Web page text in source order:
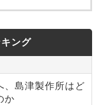
ング
、島津製作所はど
か